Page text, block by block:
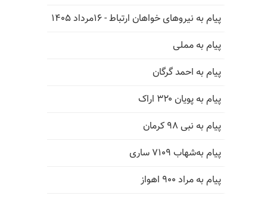
پیام به نیروهای خواهان ارتباط - ۱۶مرداد ۱۴۰۵
پیام به مملی
پیام به احمد گرگان
پیام به پویان ۳۲۰ اراک
پیام به نبی ۹۸ کرمان
پیام به‌شهاب ۷۱۰۹ ساری
پیام به مراد ۹۰۰ اهواز